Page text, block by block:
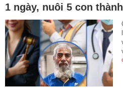
1 ngày, nuôi 5 con